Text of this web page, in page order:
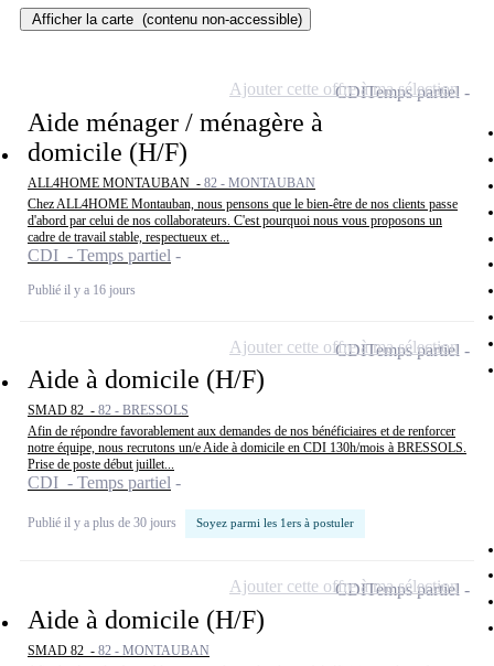
Afficher la carte (contenu non-accessible)
Aide ménager / ménagère à
domicile (H/F)
ALL4HOME MONTAUBAN - 82 - MONTAUBAN
Chez ALL4HOME Montauban, nous pensons que le bien-être de nos clients passe
d'abord par celui de nos collaborateurs. C'est pourquoi nous vous proposons un
cadre de travail stable, respectueux et...
CDI - Temps partiel
Publié il y a 16 jours
CDITemps partiel
Ajouter cette offre à ma sélection
Aide à domicile (H/F)
SMAD 82 - 82 - BRESSOLS
Afin de répondre favorablement aux demandes de nos bénéficiaires et de renforcer
notre équipe, nous recrutons un/e Aide à domicile en CDI 130h/mois à BRESSOLS.
Prise de poste début juillet...
CDI - Temps partiel
Publié il y a plus de 30 jours Soyez parmi les 1ers à postuler
CDITemps partiel
Ajouter cette offre à ma sélection
Aide à domicile (H/F)
SMAD 82 - 82 - MONTAUBAN
CDITemps partiel
Ajouter cette offre à ma sélection